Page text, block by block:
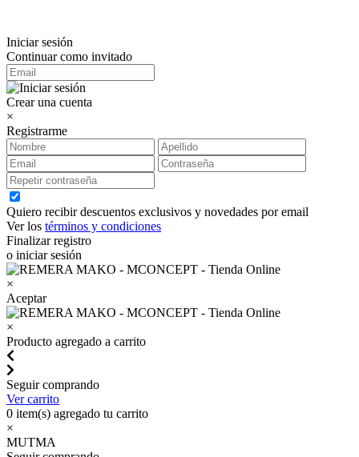
Iniciar sesión
Continuar como invitado
Crear una cuenta
×
Registrarme
Quiero recibir descuentos exclusivos y novedades por email
Ver los términos y condiciones
Finalizar registro
o iniciar sesión
×
Aceptar
×
Producto agregado a carrito
Seguir comprando
Ver carrito
0 item(s) agregado tu carrito
×
MUTMA